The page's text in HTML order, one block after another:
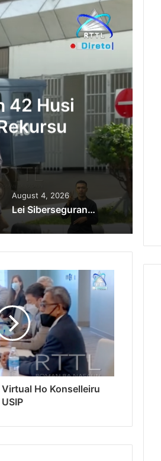
Diáspora
August 4, 2026
Lei Siberseguransa Ajuda Autoridade Polisiál Kaptura Autór Kriminozu ho Paradeiru Iha Estranjeiru
Ho Konselleiru
USIP